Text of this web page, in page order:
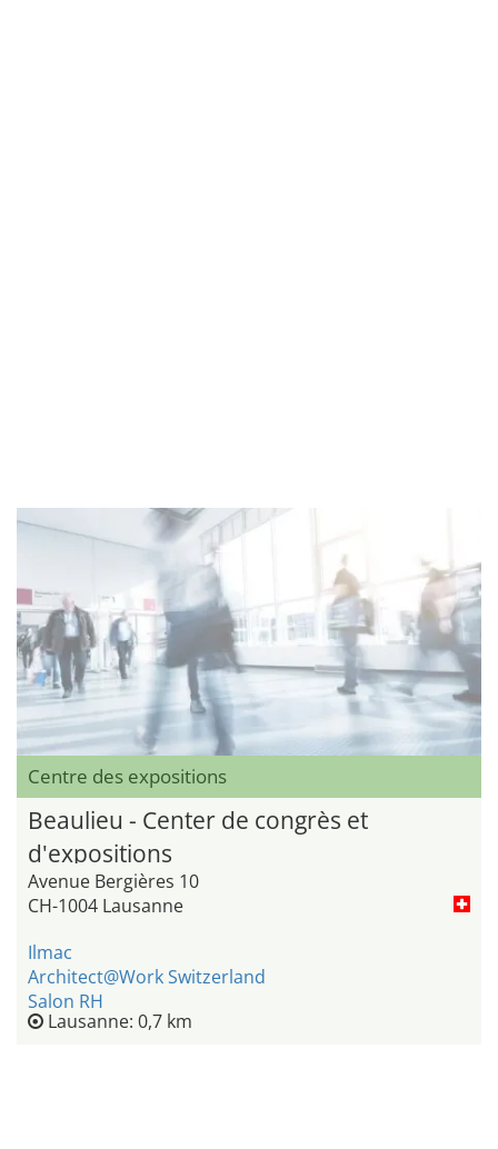
Centre des expositions
Beaulieu - Center de congrès et
d'expositions
Avenue Bergières 10
CH-1004 Lausanne
Ilmac
Architect@Work Switzerland
Salon RH
Lausanne: 0,7 km